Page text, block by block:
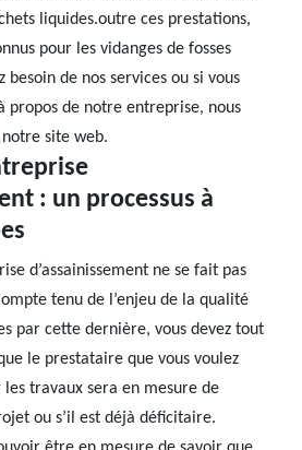
liquides.outre ces prestations,
pour les vidanges de fosses
besoin de nos services ou si vous
propos de notre entreprise, nous
site web.
: un processus à
d’assainissement ne se fait pas
tenu de l’enjeu de la qualité
par cette dernière, vous devez tout
le prestataire que vous voulez
travaux sera en mesure de
ou s’il est déjà déficitaire.